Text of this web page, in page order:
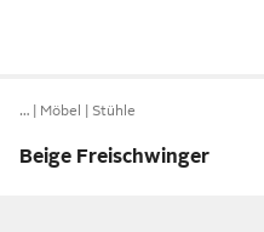
… Möbel Stühle
Beige Freischwinger